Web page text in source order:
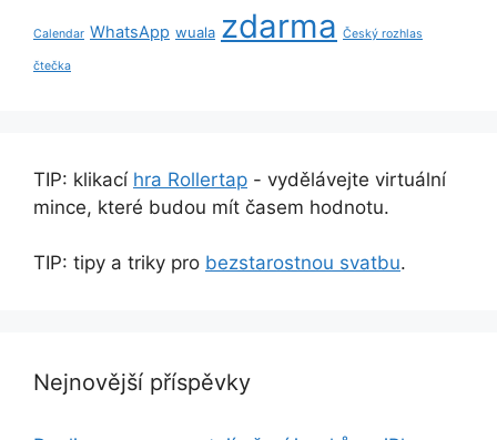
Calendar WhatsApp wuala zdarma Český rozhlas
čtečka
TIP: klikací hra Rollertap - vydělávejte virtuální
mince, které budou mít časem hodnotu.
TIP: tipy a triky pro bezstarostnou svatbu.
Nejnovější příspěvky